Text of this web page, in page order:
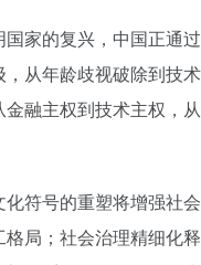
家的复兴，中国正通
从年龄歧视破除到技
融主权到技术主权，
符号的重塑将增强社
局；社会治理精细化